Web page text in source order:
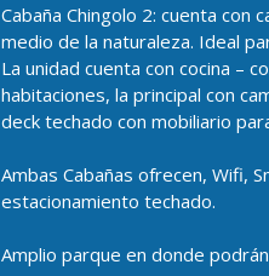
Cabaña Chingolo 2: cuenta
medio de la naturaleza. Ideal
La unidad cuenta con cocina –
habitaciones, la principal con
deck techado con mobiliario
Ambas Cabañas ofrecen, Wifi,
estacionamiento techado.
Amplio parque en donde